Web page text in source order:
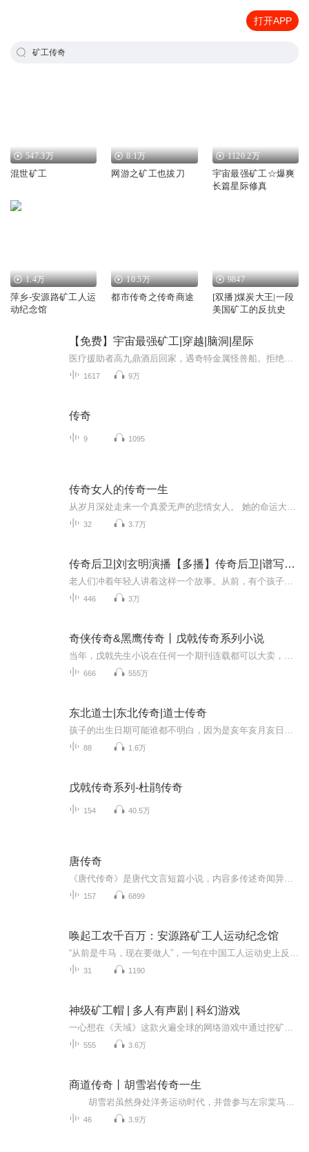
打开APP
矿工传奇
547.3万
混世矿工
8.1万
网游之矿工也拔刀
1120.2万
宇宙最强矿工☆爆爽
长篇星际修真
1.4万
萍乡-安源路矿工人运
动纪念馆
10.5万
都市传奇之传奇商途
9847
[双播]煤炭大王|一段
美国矿工的反抗史
【免费】宇宙最强矿工|穿越|脑洞|星际
1617 9万
传奇
9 1095
传奇女人的传奇一生
32 3.7万
传奇后卫|刘玄明演播【多播】传奇后卫|谱写传奇
446 3万
奇侠传奇&黑鹰传奇丨戊戟传奇系列小说
666 555万
东北道士|东北传奇|道士传奇
88 1.6万
戊戟传奇系列-杜鹃传奇
154 40.5万
唐传奇
157 6899
唤起工农千百万：安源路矿工人运动纪念馆
31 1190
神级矿工帽 | 多人有声剧 | 科幻游戏
555 3.6万
商道传奇丨胡雪岩传奇一生
46 3.9万